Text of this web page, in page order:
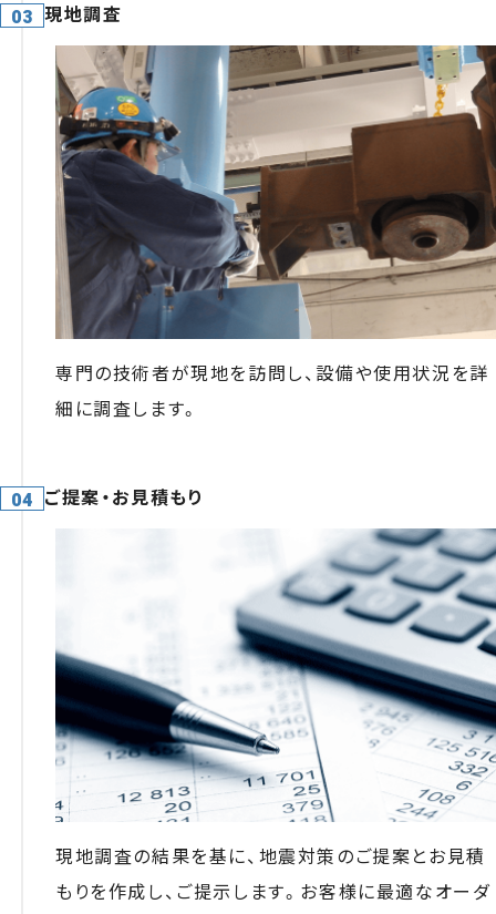
現地調査
専門の技術者が現地を訪問し、設備や使用状況を詳
細に調査します。
ご提案・お見積もり
現地調査の結果を基に、地震対策のご提案とお見積
もりを作成し、ご提示します。お客様に最適なオーダ